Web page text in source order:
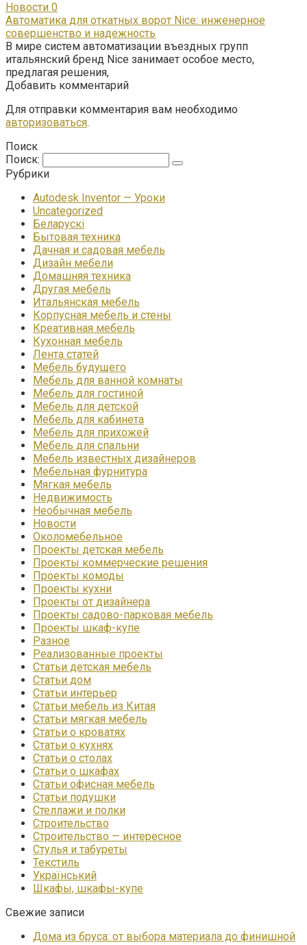
Новости 0
Автоматика для откатных ворот Nice: инженерное
совершенство и надежность
В мире систем автоматизации въездных групп
итальянский бренд Nice занимает особое место,
предлагая решения,
Добавить комментарий
Для отправки комментария вам необходимо
авторизоваться.
Поиск
Поиск:
Рубрики
Autodesk Inventor — Уроки
Uncategorized
Беларускі
Бытовая техника
Дачная и садовая мебель
Дизайн мебели
Домашняя техника
Другая мебель
Итальянская мебель
Корпусная мебель и стены
Креативная мебель
Кухонная мебель
Лента статей
Мебель будущего
Мебель для ванной комнаты
Мебель для гостиной
Мебель для детской
Мебель для кабинета
Мебель для прихожей
Мебель для спальни
Мебель известных дизайнеров
Мебельная фурнитура
Мягкая мебель
Недвижимость
Необычная мебель
Новости
Околомебельное
Проекты детская мебель
Проекты коммерческие решения
Проекты комоды
Проекты кухни
Проекты от дизайнера
Проекты садово-парковая мебель
Проекты шкаф-купе
Разное
Реализованные проекты
Статьи детская мебель
Статьи дом
Статьи интерьер
Статьи мебель из Китая
Статьи мягкая мебель
Статьи о кроватях
Статьи о кухнях
Статьи о столах
Статьи о шкафах
Статьи офисная мебель
Статьи подушки
Стеллажи и полки
Строительство
Строительство — интересное
Стулья и табуреты
Текстиль
Український
Шкафы, шкафы-купе
Свежие записи
Дома из бруса: от выбора материала до финишной